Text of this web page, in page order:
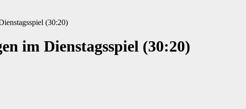
(30:20)
im Dienstagsspiel (30:20)